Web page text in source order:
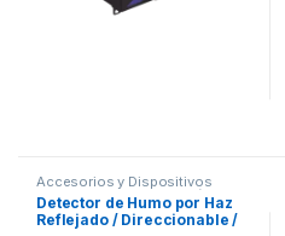
Accesorios y Dispositivos
Direccionables Detección de
Fuego
Detector de Humo por Haz
Reflejado / Direccionable /